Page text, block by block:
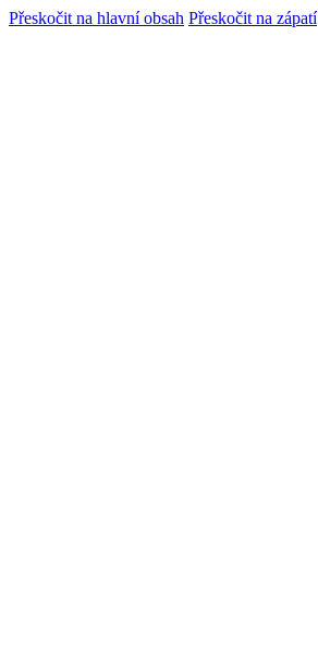
Přeskočit na hlavní obsah Přeskočit na zápatí